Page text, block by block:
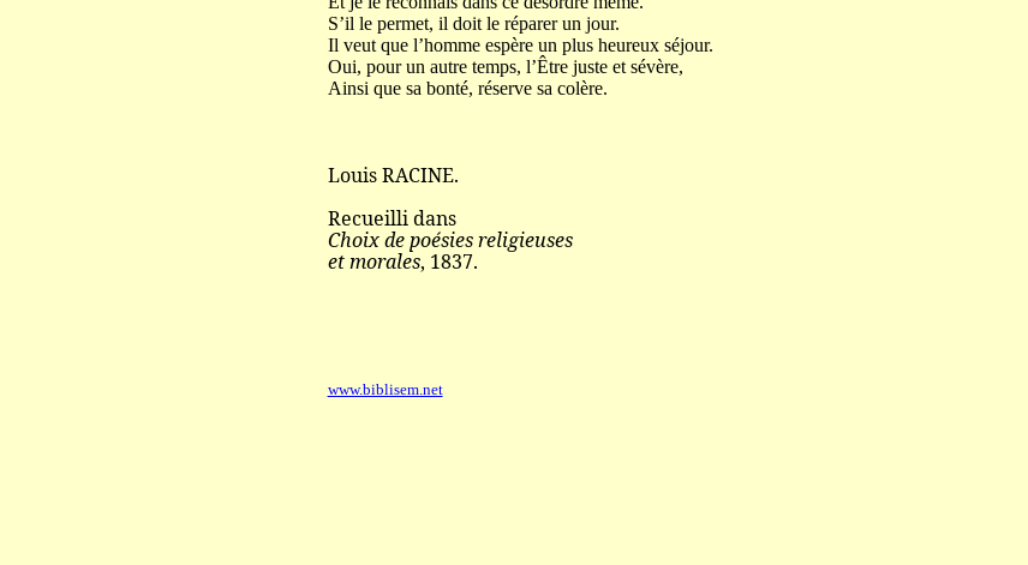
S’il le permet, il doit le réparer un jour.
Il veut que l’homme espère un plus heureux séjour.
Oui, pour un autre temps, l’Être juste et sévère,
Ainsi que sa bonté, réserve sa colère.
Louis RACINE.
Recueilli dans
Choix de poésies religieuses
et morales, 1837.
www.biblisem.net